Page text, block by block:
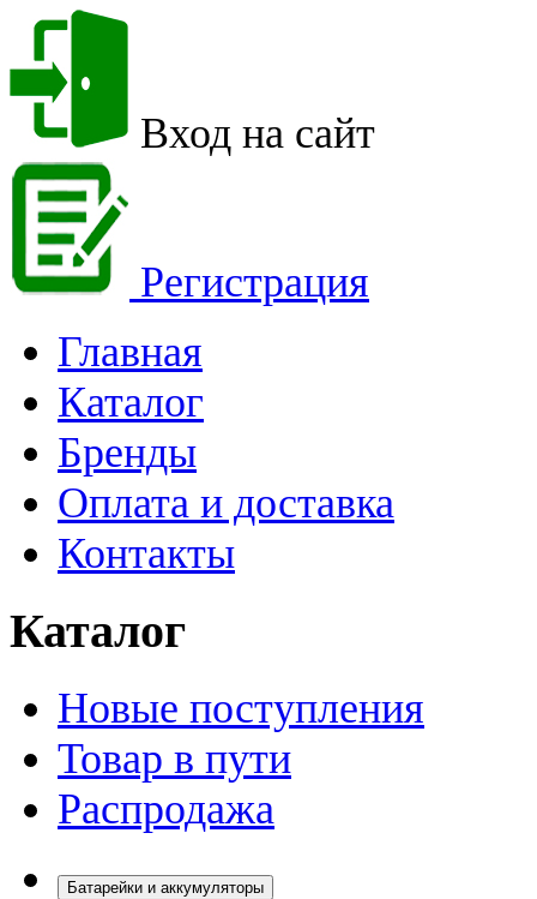
Вход на сайт
Регистрация
Главная
Каталог
Бренды
Оплата и доставка
Контакты
Каталог
Новые поступления
Товар в пути
Распродажа
Батарейки и аккумуляторы